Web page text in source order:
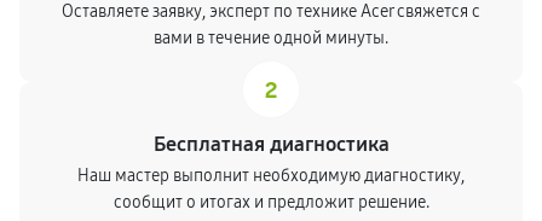
Оставляете заявку, эксперт по технике Acer свяжется с
вами в течение одной минуты.
2
Бесплатная диагностика
Наш мастер выполнит необходимую диагностику,
сообщит о итогах и предложит решение.